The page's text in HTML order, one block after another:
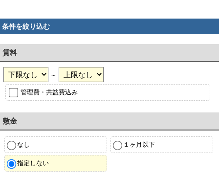
条件を絞り込む
賃料
～
管理費・共益費込み
敷金
なし １ヶ月以下
指定しない